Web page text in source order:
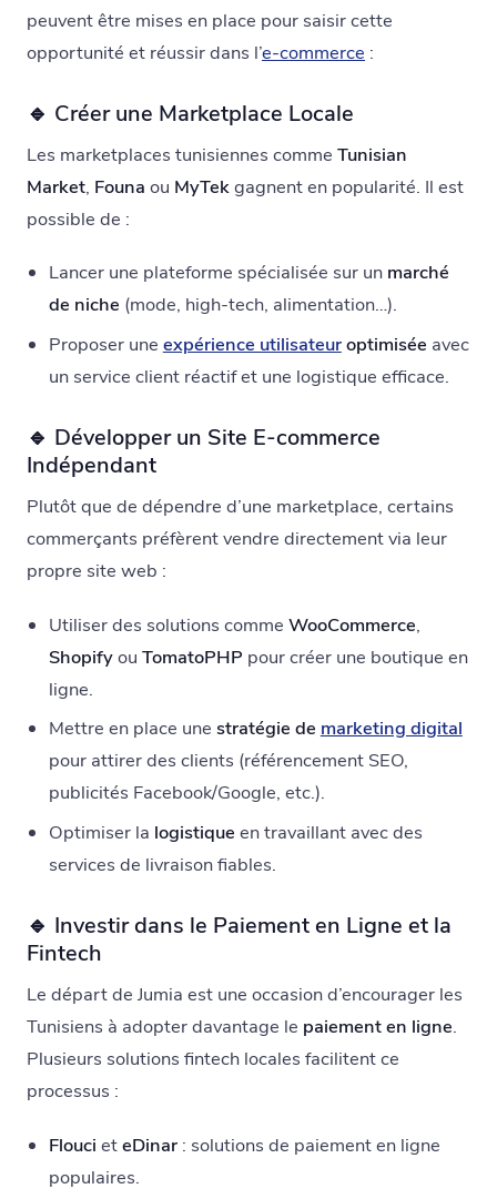
peuvent être mises en place pour saisir cette
opportunité et réussir dans l’e-commerce :
🔹 Créer une Marketplace Locale
Les marketplaces tunisiennes comme Tunisian
Market, Founa ou MyTekgagnent en popularité. Il est
possible de :
Lancer une plateforme spécialisée sur un marché
de niche (mode, high-tech, alimentation…).
Proposer une expérience utilisateuroptimisée avec
un service client réactif et une logistique efficace.
🔹 Développer un Site E-commerce
Indépendant
Plutôt que de dépendre d’une marketplace, certains
commerçants préfèrent vendre directement via leur
propre site web :
Utiliser des solutions comme WooCommerce,
Shopifyou TomatoPHP pour créer une boutique en
ligne.
Mettre en place une stratégie de marketing digital
pour attirer des clients (référencement SEO,
publicités Facebook/Google, etc.).
Optimiser la logistique en travaillant avec des
services de livraison fiables.
🔹 Investir dans le Paiement en Ligne et la
Fintech
Le départ de Jumia est une occasion d’encourager les
Tunisiens à adopter davantage le paiement en ligne.
Plusieurs solutions fintech locales facilitent ce
processus :
Flouci eteDinar: solutions de paiement en ligne
populaires.